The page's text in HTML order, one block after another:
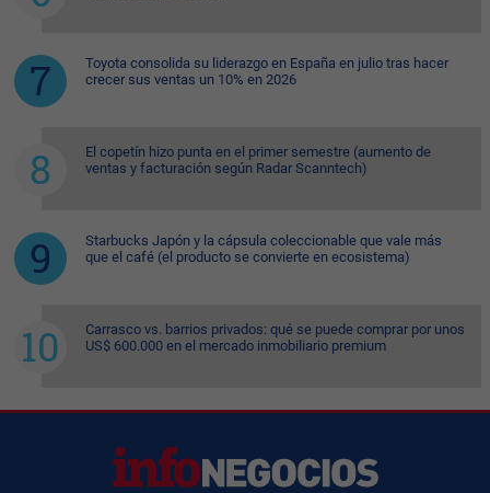
Toyota consolida su liderazgo en España en julio tras hacer
crecer sus ventas un 10% en 2026
El copetín hizo punta en el primer semestre (aumento de
ventas y facturación según Radar Scanntech)
Starbucks Japón y la cápsula coleccionable que vale más
que el café (el producto se convierte en ecosistema)
Carrasco vs. barrios privados: qué se puede comprar por unos
US$ 600.000 en el mercado inmobiliario premium